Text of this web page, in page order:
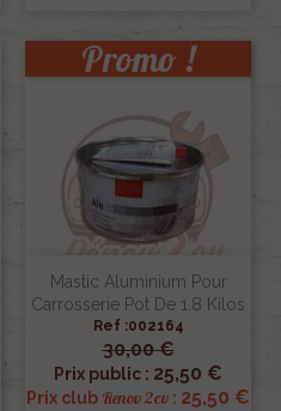
Mastic Aluminium Pour
Carrosserie Pot De 1.8 Kilos
Ref :002164
30,00 €
Prix public : 25,50 €
Prix club Renov 2cv : 25,50 €
Promo !